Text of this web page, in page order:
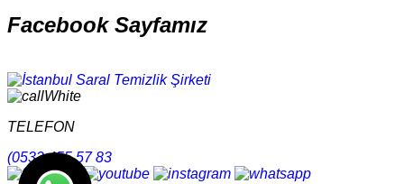
Facebook Sayfamız
TELEFON
(0532 455 57 83